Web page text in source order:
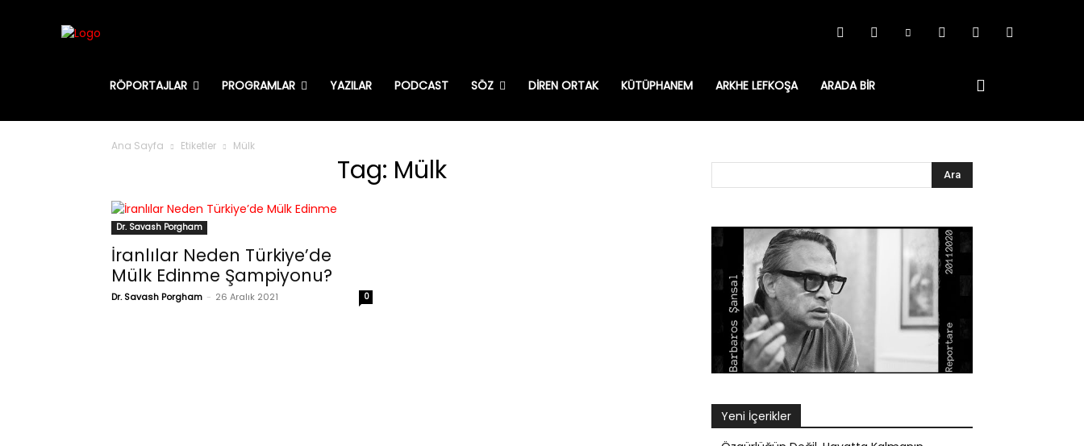
RÖPORTAJLAR PROGRAMLAR YAZILAR PODCAST SÖZ DIREN ORTAK KÜTÜPHANEM ARKHE LEFKOŞA ARADA BIR
Ana Sayfa Etiketler Mülk
Tag: Mülk
Dr. Savash Porgham
İranlılar Neden Türkiye’de
Mülk Edinme Şampiyonu?
Dr. Savash Porgham - 26 Aralık 2021 0
Yeni İçerikler